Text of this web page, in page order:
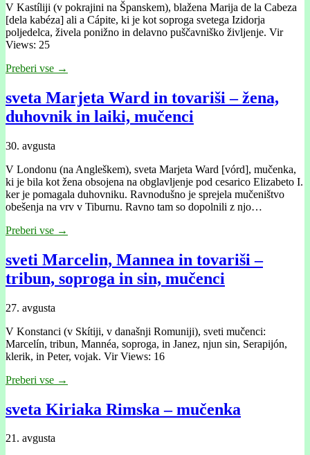
V Kastíliji (v pokrajini na Španskem), blažena Marija de la Cabeza
[dela kabéza] ali a Cápite, ki je kot soproga svetega Izidorja
poljedelca, živela ponižno in delavno puščavniško življenje. Vir
Views: 25
Preberi vse →
sveta Marjeta Ward in tovariši – žena,
duhovnik in laiki, mučenci
30. avgusta
V Londonu (na Angleškem), sveta Marjeta Ward [vórd], mučenka,
ki je bila kot žena obsojena na obglavljenje pod cesarico Elizabeto I.
ker je pomagala duhovniku. Ravnodušno je sprejela mučeništvo
obešenja na vrv v Tiburnu. Ravno tam so dopolnili z njo…
Preberi vse →
sveti Marcelin, Mannea in tovariši –
tribun, soproga in sin, mučenci
27. avgusta
V Konstanci (v Skítiji, v današnji Romuniji), sveti mučenci:
Marcelín, tribun, Mannéa, soproga, in Janez, njun sin, Serapijón,
klerik, in Peter, vojak. Vir Views: 16
Preberi vse →
sveta Kiriaka Rimska – mučenka
21. avgusta